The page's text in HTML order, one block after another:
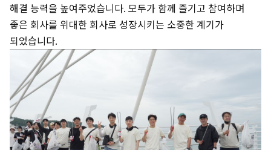
해결 능력을 높여주었습니다. 모두가 함께 즐기고 참여하며
좋은 회사를 위대한 회사로 성장시키는 소중한 계기가
되었습니다.